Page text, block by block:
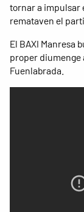
tornar a impulsar
remataven el
El BAXI Manresa
proper diumenge
Fuenlabrada.